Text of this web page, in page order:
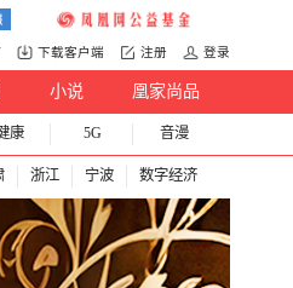
下载客户端 注册 登录
小说 凰家尚品
康 5G 音漫
浙江 宁波 数字经济